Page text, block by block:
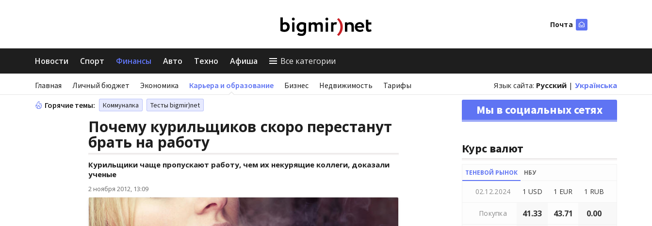
Почта
Новости Спорт Финансы Авто Техно Афиша Все категории
Главная Личный бюджет Экономика Карьера и образование Бизнес Недвижимость Тарифы Язык сайта: Русский | Українська
Горячие темы: Коммуналка Тесты bigmir)net
Почему курильщиков скоро перестанут
брать на работу
Курильщики чаще пропускают работу, чем их некурящие коллеги, доказали
ученые
2 ноября 2012, 13:09
Мы в социальных сетях
Курс валют
ТЕНЕВОЙ РЫНОК НБУ
02.12.2024 1 USD 1 EUR 1 RUB
Покупка 41.33 43.71 0.00